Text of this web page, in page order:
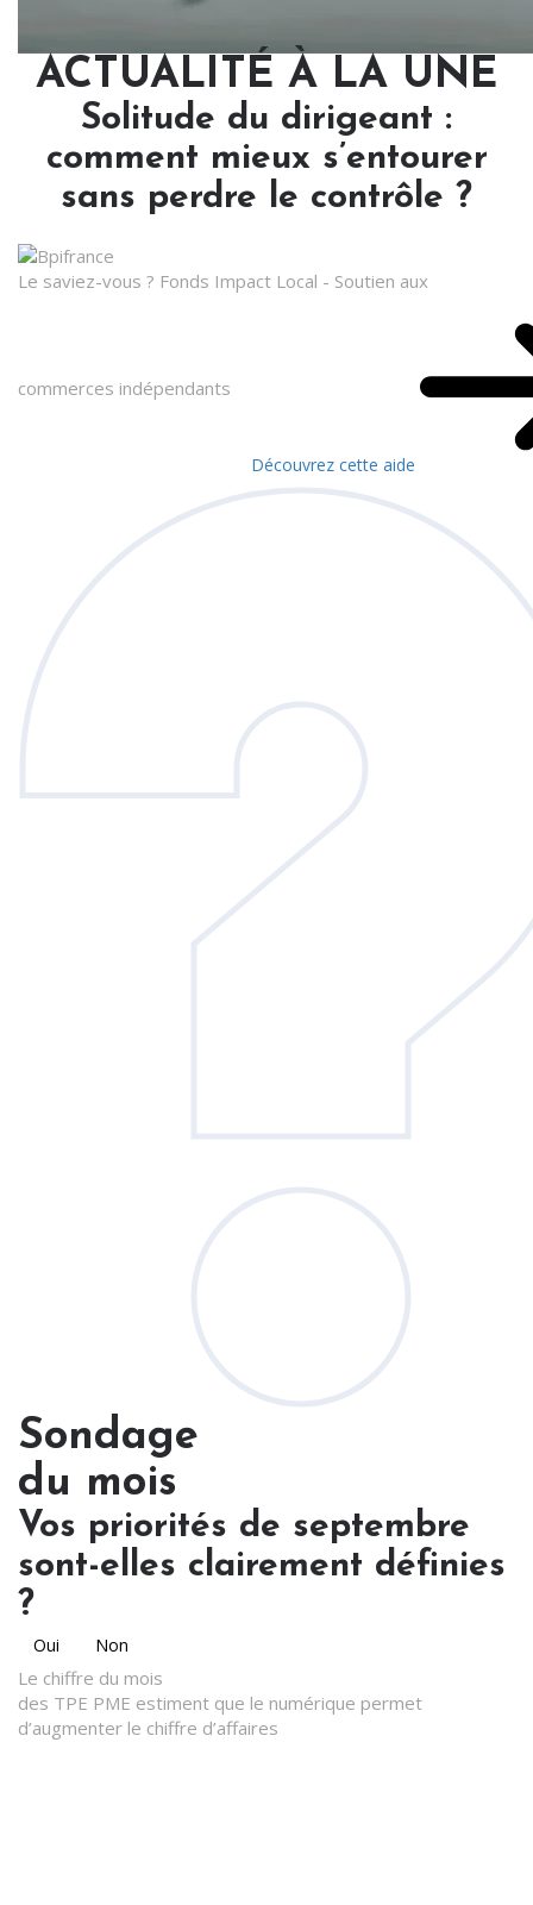
ACTUALITÉ À LA UNE
Solitude du dirigeant :
comment mieux s’entourer
sans perdre le contrôle ?
Le saviez-vous ? Fonds Impact Local - Soutien aux
commerces indépendants
Découvrez cette aide
Sondage
du mois
Vos priorités de septembre
sont-elles clairement définies
?
Oui Non
Le chiffre du mois
des TPE PME estiment que le numérique permet
d’augmenter le chiffre d’affaires